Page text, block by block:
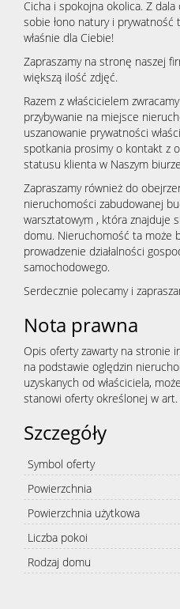
Cicha i spokojna okolica. Z dala
sobie łono natury i
właśnie dla Ciebie!
Zapraszamy na stronę naszej
większą ilość zdjęć.
Razem z właścicielem
przybywanie na miejsce
uszanowanie prywatności
spotkania prosimy o kontakt z
statusu klienta w Naszym
Zapraszamy również do
nieruchomości zabudowanej
warsztatowym , która znajduje
domu. Nieruchomość ta może
prowadzenie działalności
samochodowego.
Serdecznie polecamy i
Nota prawna
Opis oferty zawarty na stronie
na podstawie oględzin
uzyskanych od właściciela,
stanowi oferty określonej w
Szczegóły
Symbol oferty
Powierzchnia
Powierzchnia użytkowa
Liczba pokoi
Rodzaj domu